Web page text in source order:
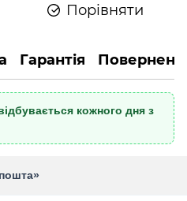
Порівняти
Гарантія
кожного дня з